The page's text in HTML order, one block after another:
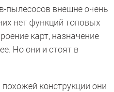
пылесосов внешне очень
нет функций топовых
карт, назначение
Но они и стоят в
конструкции они